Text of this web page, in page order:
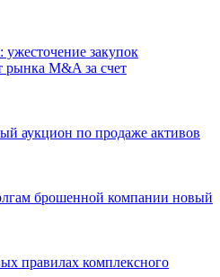
ужесточение закупок
рынка M&A за счет
аукцион по продаже активов
брошенной компании новый
правилах комплексного